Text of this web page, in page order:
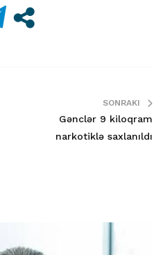
SONRAKI
Gənclər 9 kiloqram
narkotiklə saxlanıldı